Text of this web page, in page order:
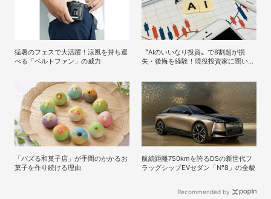
猛暑のフェスで大活躍！涼風を持ち運
べる「ベルトファン」の威力
〝AIのいいなり投資〟で8割超が損
失・後悔を経験！現役投資家に聞いた
「バズる和菓子店」が手間のかかるお
菓子を作り続ける理由
航続距離750kmを誇るDSの新世代フ
ラッグシップEVセダン「N°8」の全貌
Recommended by